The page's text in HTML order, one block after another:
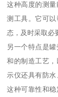
这种高度的测
测工具。它可
态，及时采取必
另一个特点是
和的制造工艺
示仪还具有防水
这种可靠性和